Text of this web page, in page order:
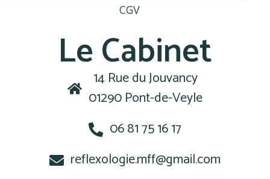
CGV
Le Cabinet
14 Rue du Jouvancy
01290 Pont-de-Veyle
06 81 75 16 17
reflexologie.mff@gmail.com